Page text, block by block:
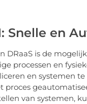
Snelle en
DRaaS is de
processen en
en systemen
van systemen,